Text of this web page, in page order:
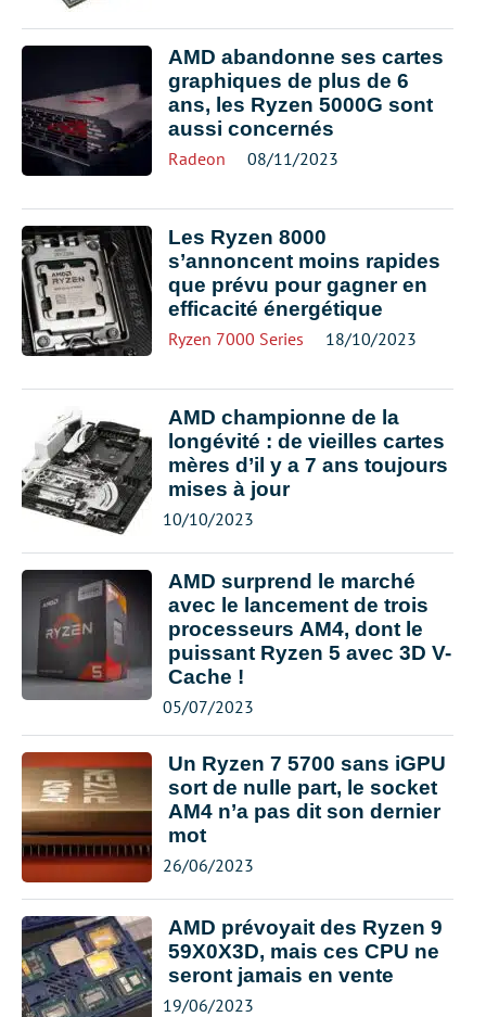
AMD abandonne ses cartes
graphiques de plus de 6
ans, les Ryzen 5000G sont
aussi concernés
Radeon 08/11/2023
Les Ryzen 8000
s’annoncent moins rapides
que prévu pour gagner en
efficacité énergétique
Ryzen 7000 Series 18/10/2023
AMD championne de la
longévité : de vieilles cartes
mères d’il y a 7 ans toujours
mises à jour
10/10/2023
AMD surprend le marché
avec le lancement de trois
processeurs AM4, dont le
puissant Ryzen 5 avec 3D V-
Cache !
05/07/2023
Un Ryzen 7 5700 sans iGPU
sort de nulle part, le socket
AM4 n’a pas dit son dernier
mot
26/06/2023
AMD prévoyait des Ryzen 9
59X0X3D, mais ces CPU ne
seront jamais en vente
19/06/2023